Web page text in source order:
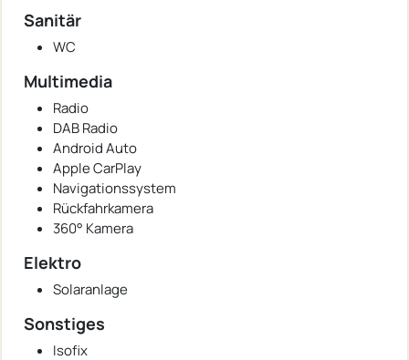
Sanitär
WC
Multimedia
Radio
DAB Radio
Android Auto
Apple CarPlay
Navigationssystem
Rückfahrkamera
360° Kamera
Elektro
Solaranlage
Sonstiges
Isofix